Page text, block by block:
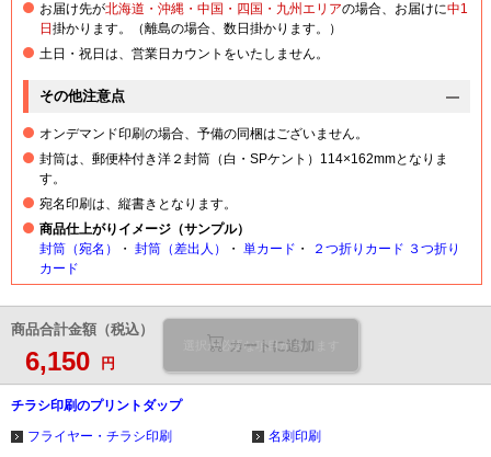
お届け先が北海道・沖縄・ 中国・四国・九州エリアの場合、お届けに中1
日 掛かります。（離島の場合、数日掛かります。）
土日・祝日は、営業日カウントをいたしません。
その他注意点
オンデマンド印刷の場合、予備の同梱はございません。
封筒は、郵便枠付き洋２封筒（白・SPケント）114×162mmとなりま
す。
宛名印刷は、縦書きとなります。
商品仕上がりイメージ（サンプル）
封筒（宛名）
・ 封筒（差出人） ・ 単カード ・ ２つ折りカード ３つ折り
カード
商品合計金額（税込）
6,150 円
カートに追加
選択が必要な項目があります
チラシ印刷のプリントダップ
フライヤー・チラシ印刷
名刺印刷